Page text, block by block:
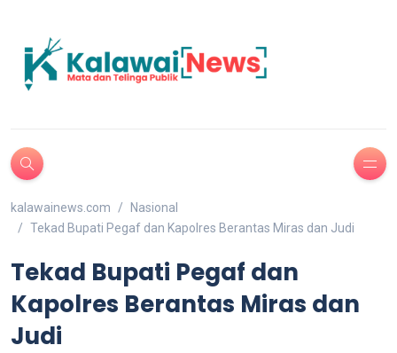
kalawainews.com
Nasional
Tekad Bupati Pegaf dan Kapolres Berantas Miras dan Judi
Tekad Bupati Pegaf dan
Kapolres Berantas Miras dan
Judi